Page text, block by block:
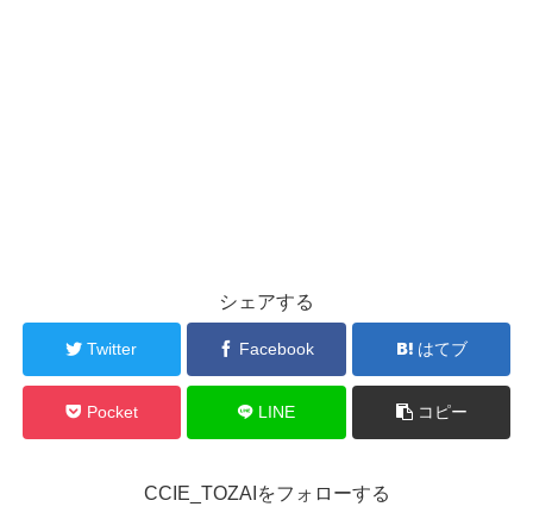
シェアする
Twitter Facebook はてブ
Pocket LINE コピー
CCIE_TOZAIをフォローする